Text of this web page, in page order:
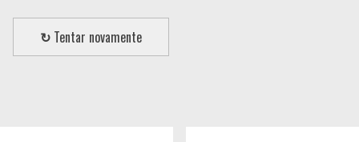
↻ Tentar novamente